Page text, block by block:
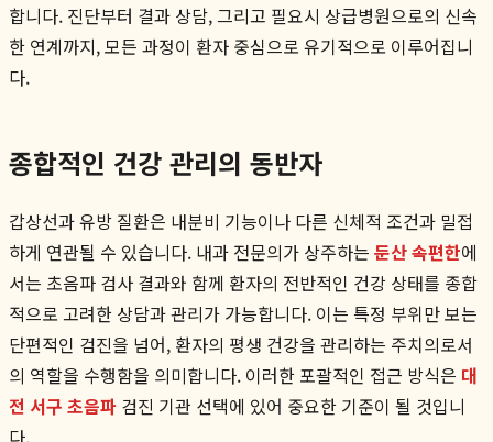
합니다. 진단부터 결과 상담, 그리고 필요시 상급병원으로의 신속
한 연계까지, 모든 과정이 환자 중심으로 유기적으로 이루어집니
다.
종합적인 건강 관리의 동반자
갑상선과 유방 질환은 내분비 기능이나 다른 신체적 조건과 밀접
하게 연관될 수 있습니다. 내과 전문의가 상주하는 둔산 속편한에
서는 초음파 검사 결과와 함께 환자의 전반적인 건강 상태를 종합
적으로 고려한 상담과 관리가 가능합니다. 이는 특정 부위만 보는
단편적인 검진을 넘어, 환자의 평생 건강을 관리하는 주치의로서
의 역할을 수행함을 의미합니다. 이러한 포괄적인 접근 방식은 대
전 서구 초음파 검진 기관 선택에 있어 중요한 기준이 될 것입니
다.